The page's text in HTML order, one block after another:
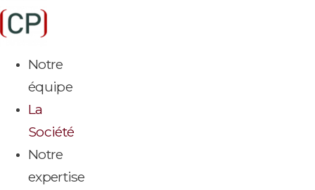
Aller
au
Notre
équipe
La
Société
Notre
expertise